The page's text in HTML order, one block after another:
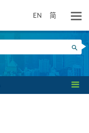
EN 简
搜尋